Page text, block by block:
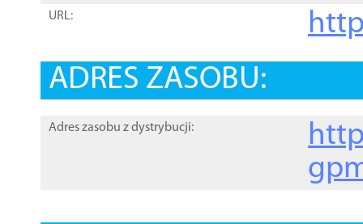
URL:
ADRES ZASOBU:
Adres zasobu z dystrybucji: